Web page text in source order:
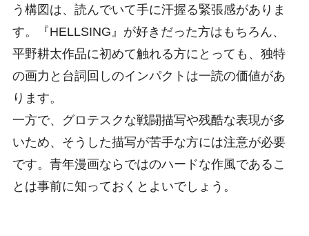
う構図は、読んでいて手に汗握る緊張感がありま
す。『HELLSING』が好きだった方はもちろん、
平野耕太作品に初めて触れる方にとっても、独特
の画力と台詞回しのインパクトは一読の価値があ
ります。
一方で、グロテスクな戦闘描写や残酷な表現が多
いため、そうした描写が苦手な方には注意が必要
です。青年漫画ならではのハードな作風であるこ
とは事前に知っておくとよいでしょう。